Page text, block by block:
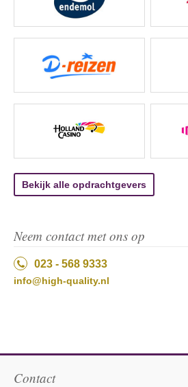
Bekijk alle opdrachtgevers
Neem contact met ons op
023 - 568 9333
info@high-quality.nl
Contact